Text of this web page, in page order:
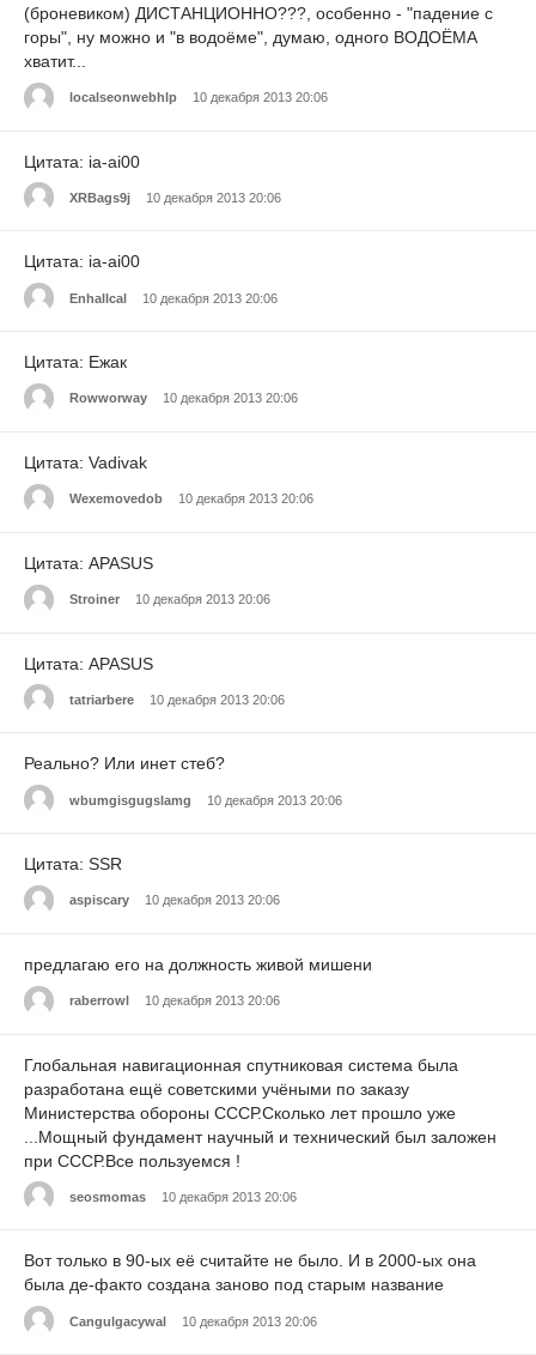
(броневиком) ДИСТАНЦИОННО???, особенно - "падение с
горы", ну можно и "в водоёме", думаю, одного ВОДОЁМА
хватит...
localseonwebhlp 10 декабря 2013 20:06
Цитата: ia-ai00
XRBags9j 10 декабря 2013 20:06
Цитата: ia-ai00
Enhallcal 10 декабря 2013 20:06
Цитата: Ежак
Rowworway 10 декабря 2013 20:06
Цитата: Vadivak
Wexemovedob 10 декабря 2013 20:06
Цитата: APASUS
Stroiner 10 декабря 2013 20:06
Цитата: APASUS
tatriarbere 10 декабря 2013 20:06
Реально? Или инет стеб?
wbumgisgugslamg 10 декабря 2013 20:06
Цитата: SSR
aspiscary 10 декабря 2013 20:06
предлагаю его на должность живой мишени
raberrowl 10 декабря 2013 20:06
Глобальная навигационная спутниковая система была
разработана ещё советскими учёными по заказу
Министерства обороны СССР.Сколько лет прошло уже
...Мощный фундамент научный и технический был заложен
при СССР.Все пользуемся !
seosmomas 10 декабря 2013 20:06
Вот только в 90-ых её считайте не было. И в 2000-ых она
была де-факто создана заново под старым название
Cangulgacywal 10 декабря 2013 20:06